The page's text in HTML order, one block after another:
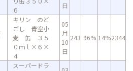
６
日
キリン のど
ごし 青空小
麦 缶 ３５
０ｍｌ×６×
４
05
月
10
日
243 96% 14%2344
スーパードラ